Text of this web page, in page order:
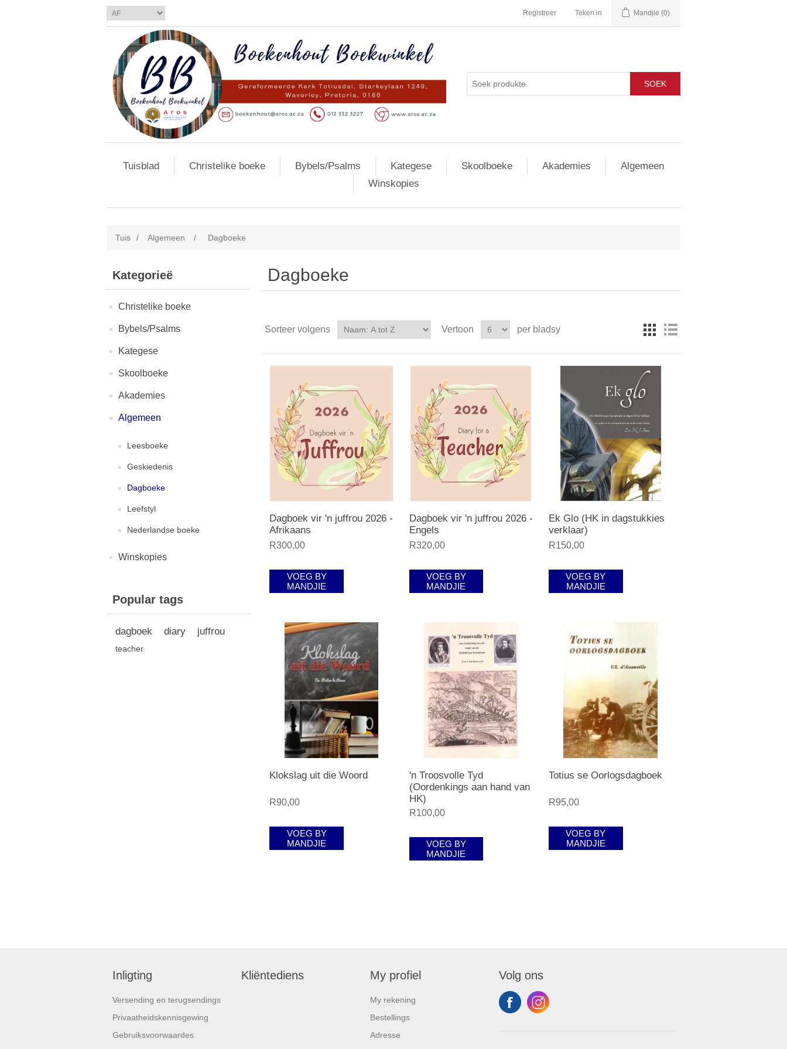
Registreer Teken in Mandjie (0)
SOEK
Tuisblad Christelike boeke Bybels/Psalms Kategese Skoolboeke Akademies
Algemeen
Winskopies
Tuis / Algemeen / Dagboeke
Kategorieë
Christelike boeke
Bybels/Psalms
Kategese
Skoolboeke
Akademies
Algemeen
Leesboeke
Geskiedenis
Dagboeke
Leefstyl
Nederlandse boeke
Winskopies
Popular tags
dagboek diary juffrou
teacher
Dagboeke
Sorteer volgens Vertoon per bladsy
Dagboek vir 'n juffrou 2026 -
Afrikaans
R300,00
VOEG BY
MANDJIE
Dagboek vir 'n juffrou 2026 -
Engels
R320,00
VOEG BY
MANDJIE
Ek Glo (HK in dagstukkies
verklaar)
R150,00
VOEG BY
MANDJIE
Klokslag uit die Woord
R90,00
VOEG BY
MANDJIE
'n Troosvolle Tyd
(Oordenkings aan hand van
HK)
R100,00
VOEG BY
MANDJIE
Totius se Oorlogsdagboek
R95,00
VOEG BY
MANDJIE
Inligting
Versending en terugsendings
Privaatheidskennisgewing
Gebruiksvoorwaardes
Kliëntediens My profiel
My rekening
Bestellings
Adresse
Volg ons